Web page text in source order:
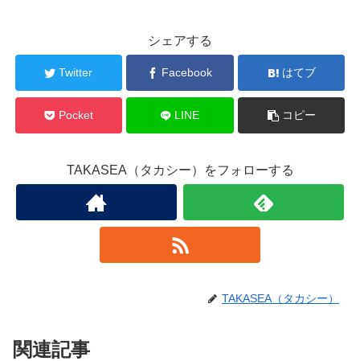
シェアする
Twitter Facebook はてブ
Pocket LINE コピー
TAKASEA（タカシー）をフォローする
TAKASEA（タカシー）
関連記事